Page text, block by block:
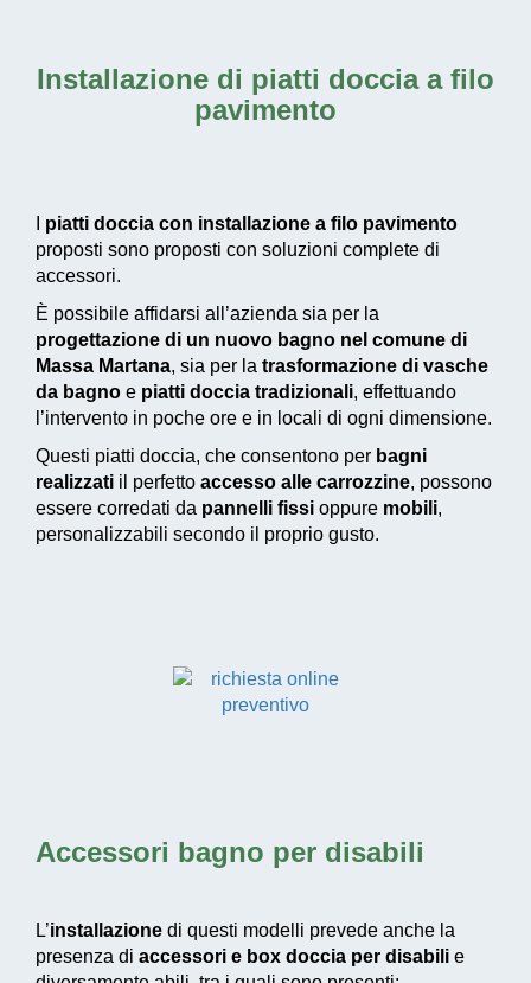
Installazione di piatti doccia a filo
pavimento
piatti doccia con installazione a filo pavimento
proposti sono proposti con soluzioni complete di
accessori.
È possibile affidarsi all’azienda sia per la
progettazione di un nuovo bagno nel comune di
Massa Martana, sia per la trasformazione di vasche
da bagno e piatti doccia tradizionali, effettuando
l’intervento in poche ore e in locali di ogni dimensione.
Questi piatti doccia, che consentono per bagni
realizzati il perfetto accesso alle carrozzine, possono
essere corredati da pannelli fissi oppure mobili,
personalizzabili secondo il proprio gusto.
Accessori bagno per disabili
L’installazione di questi modelli prevede anche la
presenza di accessori e box doccia per disabili e